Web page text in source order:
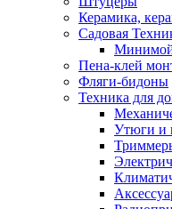
Керамика,
Садовая
Пена-клей
Фляги-бидоны
Техника для
Утюги и